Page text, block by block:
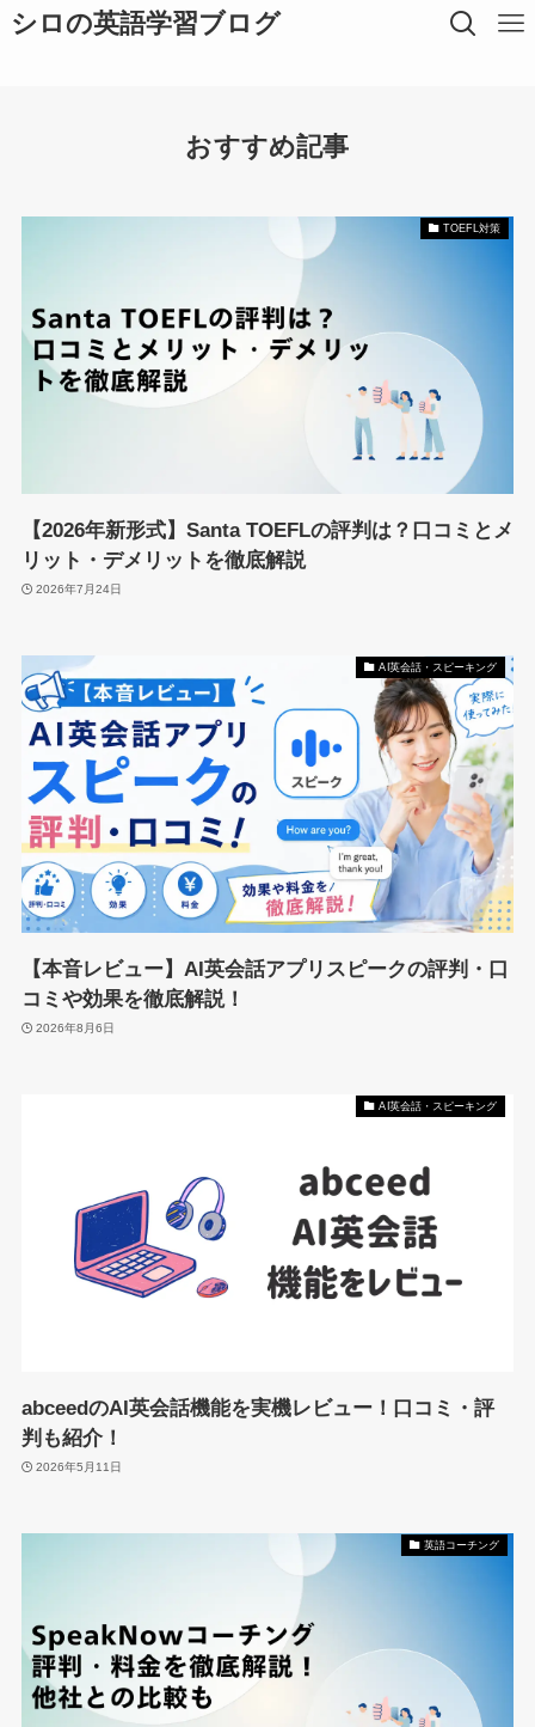
シロの英語学習ブログ
おすすめ記事
TOEFL対策
【2026年新形式】Santa TOEFLの評判は？口コミとメ
リット・デメリットを徹底解説
2026年7月24日
AI英会話・スピーキング
【本音レビュー】AI英会話アプリスピークの評判・口
コミや効果を徹底解説！
2026年8月6日
AI英会話・スピーキング
abceedのAI英会話機能を実機レビュー！口コミ・評
判も紹介！
2026年5月11日
英語コーチング